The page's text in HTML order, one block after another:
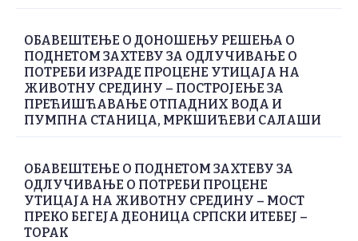
ОБАВЕШТЕЊЕ О ДОНОШЕЊУ РЕШЕЊА О
ПОДНЕТОМ ЗАХТЕВУ ЗА ОДЛУЧИВАЊЕ О
ПОТРЕБИ ИЗРАДЕ ПРОЦЕНЕ УТИЦАЈА НА
ЖИВОТНУ СРЕДИНУ – ПОСТРОЈЕЊЕ ЗА
ПРЕЋИШЋАВАЊЕ ОТПАДНИХ ВОДА И
ПУМПНА СТАНИЦА, МРКШИЋЕВИ САЛАШИ
ОБАВЕШТЕЊЕ О ПОДНЕТОМ ЗАХТЕВУ ЗА
ОДЛУЧИВАЊЕ О ПОТРЕБИ ПРОЦЕНЕ
УТИЦАЈА НА ЖИВОТНУ СРЕДИНУ – МОСТ
ПРЕКО БЕГЕЈА ДЕОНИЦА СРПСКИ ИТЕБЕЈ –
ТОРАК